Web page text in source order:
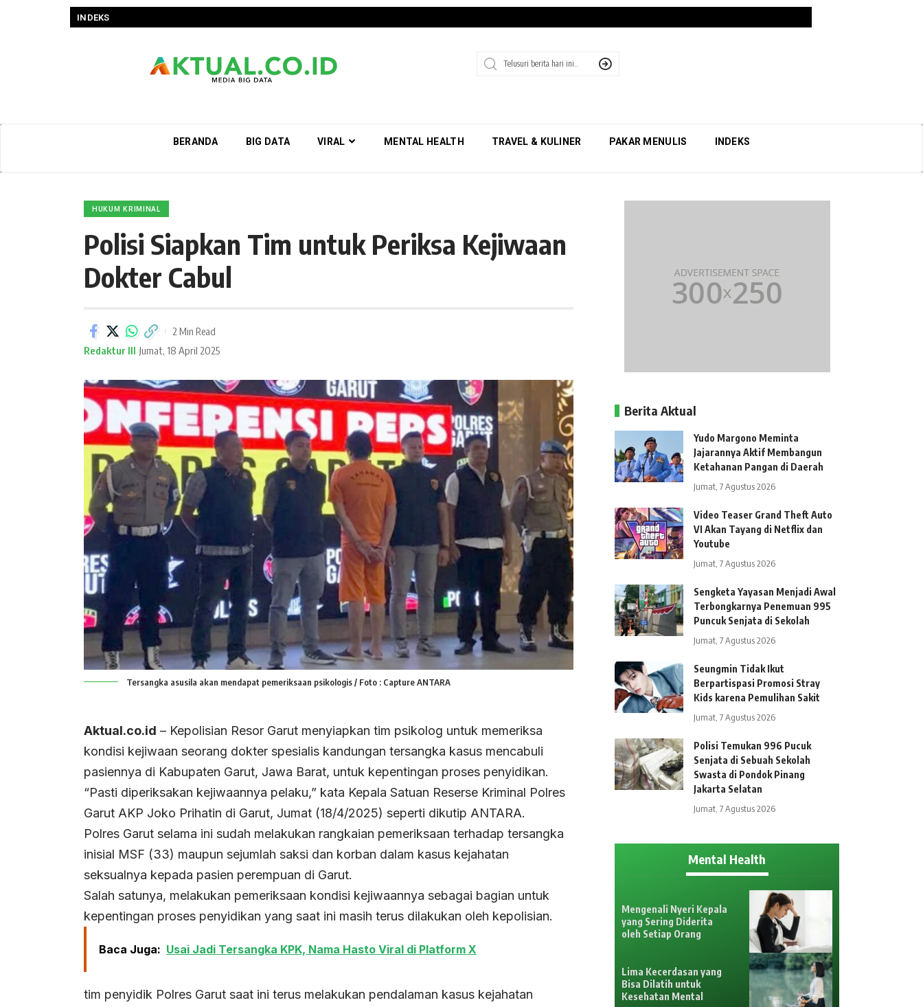
INDEKS
BERANDA BIG DATA VIRAL MENTAL HEALTH TRAVEL & KULINER PAKAR MENULIS INDEKS
HUKUM KRIMINAL
Polisi Siapkan Tim untuk Periksa Kejiwaan
Dokter Cabul
Redaktur III Jumat, 18 April 2025
2 Min Read
Tersangka asusila akan mendapat pemeriksaan psikologis / Foto : Capture ANTARA
Aktual.co.id – Kepolisian Resor Garut menyiapkan tim psikolog untuk memeriksa
kondisi kejiwaan seorang dokter spesialis kandungan tersangka kasus mencabuli
pasiennya di Kabupaten Garut, Jawa Barat, untuk kepentingan proses penyidikan.
“Pasti diperiksakan kejiwaannya pelaku,” kata Kepala Satuan Reserse Kriminal Polres
Garut AKP Joko Prihatin di Garut, Jumat (18/4/2025) seperti dikutip ANTARA.
Polres Garut selama ini sudah melakukan rangkaian pemeriksaan terhadap tersangka
inisial MSF (33) maupun sejumlah saksi dan korban dalam kasus kejahatan
seksualnya kepada pasien perempuan di Garut.
Salah satunya, melakukan pemeriksaan kondisi kejiwaannya sebagai bagian untuk
kepentingan proses penyidikan yang saat ini masih terus dilakukan oleh kepolisian.
Baca Juga: Usai Jadi Tersangka KPK, Nama Hasto Viral di Platform X
tim penyidik Polres Garut saat ini terus melakukan pendalaman kasus kejahatan
Berita Aktual
Yudo Margono Meminta
Jajarannya Aktif Membangun
Ketahanan Pangan di Daerah
Jumat, 7 Agustus 2026
Video Teaser Grand Theft Auto
VI Akan Tayang di Netflix dan
Youtube
Jumat, 7 Agustus 2026
Sengketa Yayasan Menjadi Awal
Terbongkarnya Penemuan 995
Puncuk Senjata di Sekolah
Jumat, 7 Agustus 2026
Seungmin Tidak Ikut
Berpartispasi Promosi Stray
Kids karena Pemulihan Sakit
Jumat, 7 Agustus 2026
Polisi Temukan 996 Pucuk
Senjata di Sebuah Sekolah
Swasta di Pondok Pinang
Jakarta Selatan
Jumat, 7 Agustus 2026
Mental Health
Mengenali Nyeri Kepala
yang Sering Diderita
oleh Setiap Orang
Lima Kecerdasan yang
Bisa Dilatih untuk
Kesehatan Mental